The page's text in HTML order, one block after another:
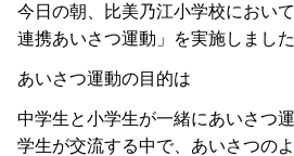
今日の朝、比美乃江小学校におい
連携あいさつ運動」を実施しました
あいさつ運動の目的は
中学生と小学生が一緒にあいさつ
学生が交流する中で、あいさつの